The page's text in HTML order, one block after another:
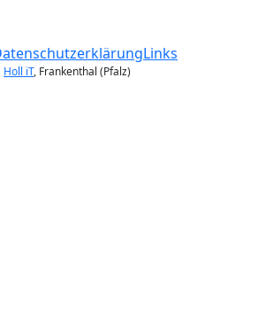
Links
Holl iT, Frankenthal (Pfalz)